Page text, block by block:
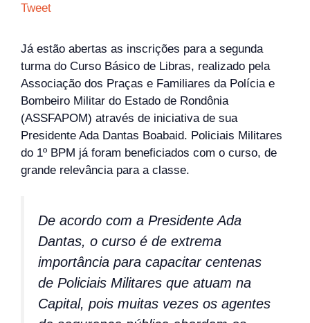
Tweet
Já estão abertas as inscrições para a segunda
turma do Curso Básico de Libras, realizado pela
Associação dos Praças e Familiares da Polícia e
Bombeiro Militar do Estado de Rondônia
(ASSFAPOM) através de iniciativa de sua
Presidente Ada Dantas Boabaid. Policiais Militares
do 1º BPM já foram beneficiados com o curso, de
grande relevância para a classe.
De acordo com a Presidente Ada
Dantas, o curso é de extrema
importância para capacitar centenas
de Policiais Militares que atuam na
Capital, pois muitas vezes os agentes